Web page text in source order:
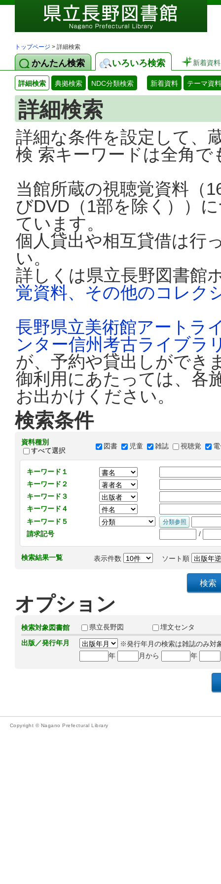
トップページ > 詳細検索
かんたん検索 いろいろ検索 新着資料
詳細検索 典拠検索 NDC分類検索 新着資料 テーマ資料
詳細検索
詳細な条件を設定して、
検 索キーワードは全角
当館所蔵の視聴覚資料（
びDVD（1部を除く））
ています。
個人貸出や相互貸借は行
い。
詳しくは県立長野図書館
覚資料、その他のコレク
長野県立美術館アートラ
ンター信州考古ライブラ
が、予約や貸出しができ
御利用にあたっては、各
お出かけください。
検索条件
資料種別
すべて選択
図書 児童 雑誌 視聴覚
キーワード１
キーワード２
キーワード３
キーワード４
キーワード５
請求記号
/
検索結果一覧 表示件数 ソート順
オプション
検索対象図書館 県立長野図
埋文センタ
出版／発行年月
※発行年月の検索は雑誌のみ対
年
月から 年
Copyright © Nagano Prefectural Library